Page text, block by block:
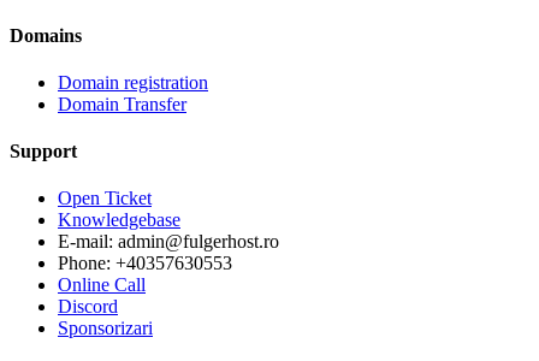
Domains
Domain registration
Domain Transfer
Support
Open Ticket
Knowledgebase
E-mail: admin@fulgerhost.ro
Phone: +40357630553
Online Call
Discord
Sponsorizari